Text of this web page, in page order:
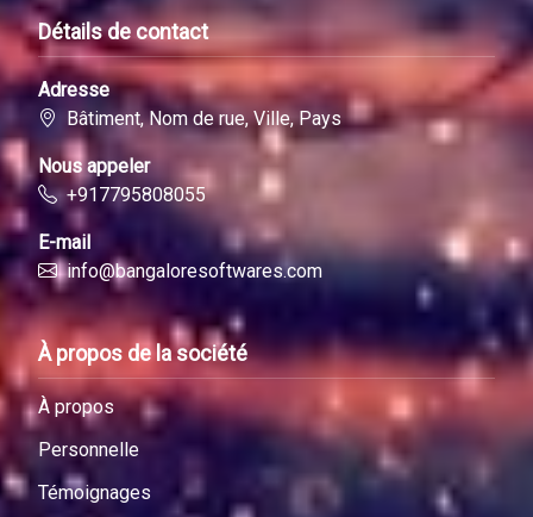
Détails de contact
Adresse
Bâtiment, Nom de rue, Ville, Pays
Nous appeler
+917795808055
E-mail
info@bangaloresoftwares.com
À propos de la société
À propos
Personnelle
Témoignages